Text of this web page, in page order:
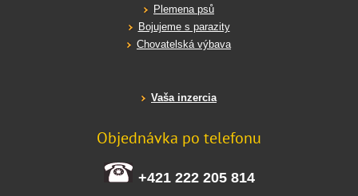
Plemena psů
Bojujeme s parazity
Chovatelská výbava
Vaša inzercia
Objednávka po telefonu
+421 222 205 814